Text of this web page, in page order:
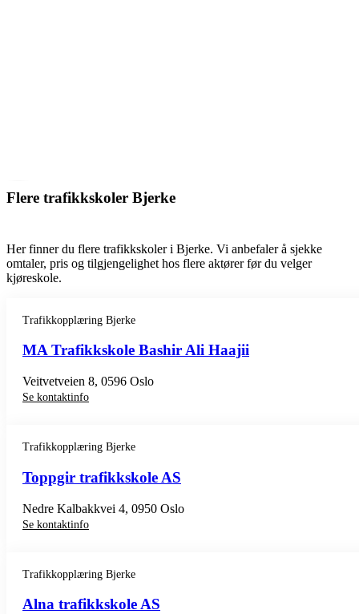
Flere trafikkskoler Bjerke
Her finner du flere trafikkskoler i Bjerke. Vi anbefaler å sjekke
omtaler, pris og tilgjengelighet hos flere aktører før du velger
kjøreskole.
Trafikkopplæring Bjerke
MA Trafikkskole Bashir Ali Haajii
Veitvetveien 8, 0596 Oslo
Se kontaktinfo
Trafikkopplæring Bjerke
Toppgir trafikkskole AS
Nedre Kalbakkvei 4, 0950 Oslo
Se kontaktinfo
Trafikkopplæring Bjerke
Alna trafikkskole AS